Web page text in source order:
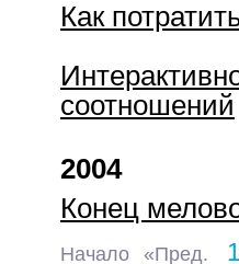
Как
соотношений
2004
Конец
Начало «Пред.